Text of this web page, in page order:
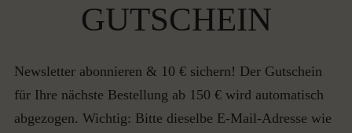
GUTSCHEIN
Newsletter abonnieren & 10 € sichern! Der Gutschein
für Ihre nächste Bestellung ab 150 € wird automatisch
abgezogen. Wichtig: Bitte dieselbe E-Mail-Adresse wie